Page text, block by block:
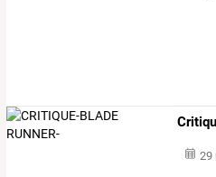
29